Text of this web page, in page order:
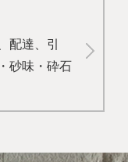
配達、引
砂味・砕石